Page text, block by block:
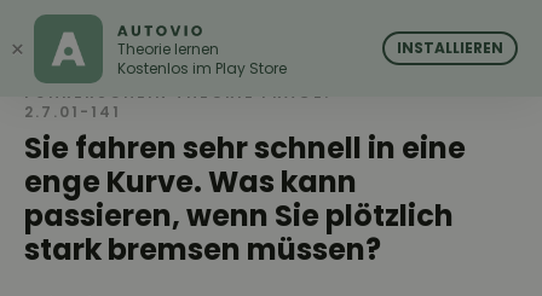
AUTOVIO
Sie fahren sehr schnell in eine
enge Kurve. Was kann
passieren, wenn Sie plötzlich
stark bremsen müssen?
FÜHRERSCHEIN THEORIE FRAGE:
2.7.01-141
× AUTOVIO
Theorie lernen
Kostenlos im Play Store
INSTALLIEREN